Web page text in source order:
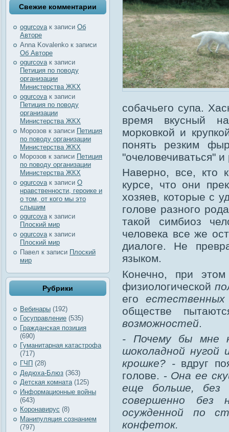
Свежие комментарии
ogurcovaк записи Об
Авторе
Anna Kovalenko к записи
Об Авторе
ogurcovaк записи
Петиция по поводу
организации
Министерства ЖКХ
ogurcova к записи
Петиция по поводу
организации
Министерства ЖКХ
Морозов к записи Петиция
по поводу организации
Министерства ЖКХ
Морозов к записи Петиция
по поводу организации
Министерства ЖКХ
ogurcova к записи О
нравственности, героике и
о том, от кого мы это
слышим
ogurcovaк записи
Плоский мир
ogurcova к записи
Плоский мир
Павел к записи Плоский
мир
Рубрики
Вебинары (192)
Госуправление (535)
Гражданская позиция
(690)
Гуманитарная катастрофа
(717)
ГЧП (28)
Дедюха-Блюз (363)
Детская комната(125)
Информационные войны
(643)
Коронавирус (8)
Манипуляция сознанием
(797)
собачьего супа.
время вкусный
морковкой и
понять резким
"очеловечиваться"
Наверно, все, кто
курсе, что они
хозяев, которые с
голове разного
такой симбиоз
человека все же
диалоге. Не
языком.
Конечно, при этом
физиологической
егоестественных
обществе
возможностей
- Почему бы мне
шоколадной
крошке? -вдруг
голове. - Она ее
еще больше, без
совершенно без
осужденной по
конфеток.